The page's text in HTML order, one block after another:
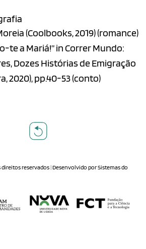
(Coolbooks, 2019) (romance)
te a Mariá!” in Correr Mundo:
Dozes Histórias de Emigração
2020), pp.40-53 (conto)
direitos reservados |Desenvolvido porSistemas do